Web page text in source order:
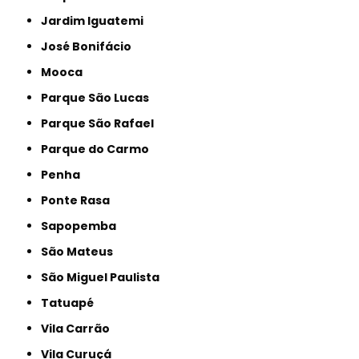
Jardim Iguatemi
José Bonifácio
Mooca
Parque São Lucas
Parque São Rafael
Parque do Carmo
Penha
Ponte Rasa
Sapopemba
São Mateus
São Miguel Paulista
Tatuapé
Vila Carrão
Vila Curuçá